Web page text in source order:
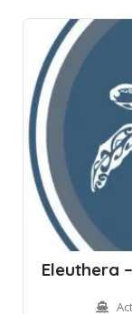
Eleuthera